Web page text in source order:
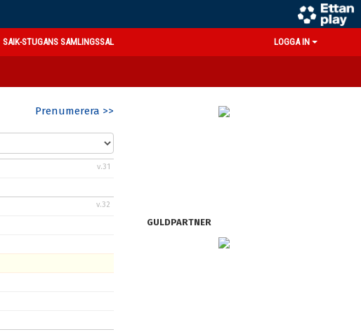
SAIK-STUGANS SAMLINGSSAL LOGGA IN
Prenumerera >>
v.31
v.32
GULDPARTNER